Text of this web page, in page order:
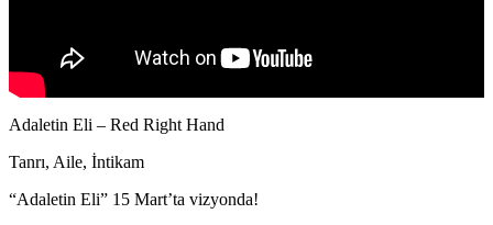
Adaletin Eli – Red Right Hand
Tanrı, Aile, İntikam
“Adaletin Eli” 15 Mart’ta vizyonda!